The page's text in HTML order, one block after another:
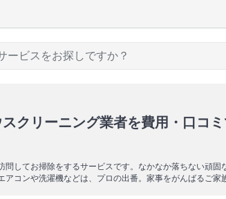
クリーニング業者を費用・口コ
してお掃除をするサービスです。なかなか落ちない頑
コンや洗濯機などは、プロの出番。家事をがんばるご家